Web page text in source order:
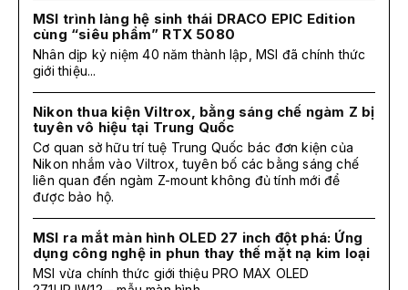
MSI trình làng hệ sinh thái DRACO EPIC Edition
cùng “siêu phẩm” RTX 5080
Nhân dịp kỷ niệm 40 năm thành lập, MSI đã chính thức
giới thiệu...
Nikon thua kiện Viltrox, bằng sáng chế ngàm Z bị
tuyên vô hiệu tại Trung Quốc
Cơ quan sở hữu trí tuệ Trung Quốc bác đơn kiện của
Nikon nhắm vào Viltrox, tuyên bố các bằng sáng chế
liên quan đến ngàm Z-mount không đủ tính mới để
được bảo hộ.
MSI ra mắt màn hình OLED 27 inch đột phá: Ứng
dụng công nghệ in phun thay thế mặt nạ kim loại
MSI vừa chính thức giới thiệu PRO MAX OLED